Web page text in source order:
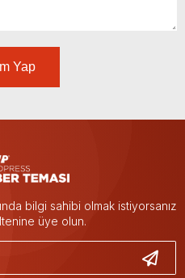
Yap
bilgi sahibi olmak istiyorsanız
üye olun.